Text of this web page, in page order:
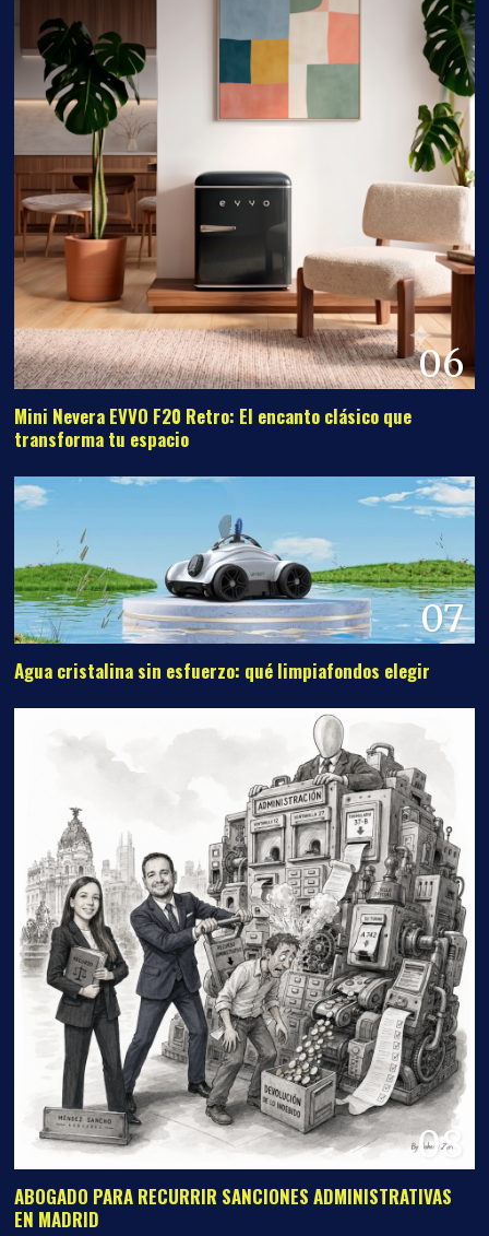
06
Mini Nevera EVVO F20 Retro: El encanto clásico que
transforma tu espacio
07
Agua cristalina sin esfuerzo: qué limpiafondos elegir
08
ABOGADO PARA RECURRIR SANCIONES ADMINISTRATIVAS
EN MADRID